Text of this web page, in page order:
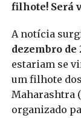
filhote! Será
A notícia
dezembro de
estariam se
um filhote
Maharashtra
organizado